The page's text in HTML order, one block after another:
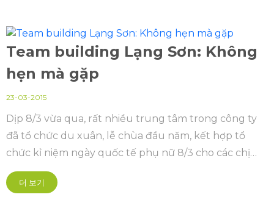
Team building Lạng Sơn: Không
hẹn mà gặp
23-03-2015
Dịp 8/3 vừa qua, rất nhiều trung tâm trong công ty
đã tổ chức du xuân, lễ chùa đầu năm, kết hợp tổ
chức kỉ niệm ngày quốc tế phụ nữ 8/3 cho các chị
em bộ phận mình...
더 보기